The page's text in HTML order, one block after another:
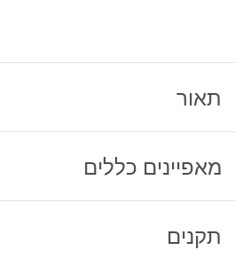
תאור
מאפיינים כללים
תקנים